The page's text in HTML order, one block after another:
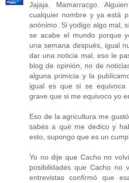
Jajaja. Mamarracgo.
cualquier nombre y ya está
anónimo. Si yodigo algo mal,
se acabe el mundo porque
una semana después, igual
dar una noticia mal, eso le
blog de opinión, no de
alguna primicia y la
igual es que si se
grave que si me equivoco yo
Eso de la agricultura me
sabés a qué me dedico y
esto, supongo que es un
Yo no dije que Cacho no
posibilidades que Cacho no
entrevistas confirmó que